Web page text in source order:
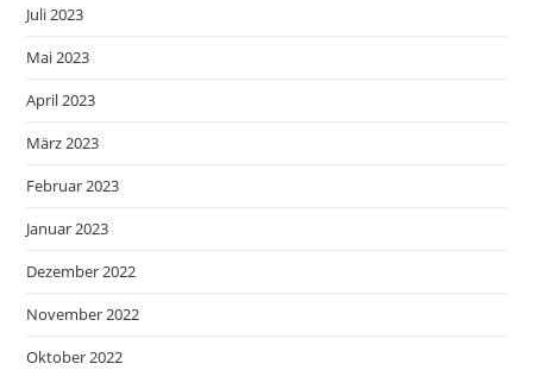
Juli 2023
Mai 2023
April 2023
März 2023
Februar 2023
Januar 2023
Dezember 2022
November 2022
Oktober 2022